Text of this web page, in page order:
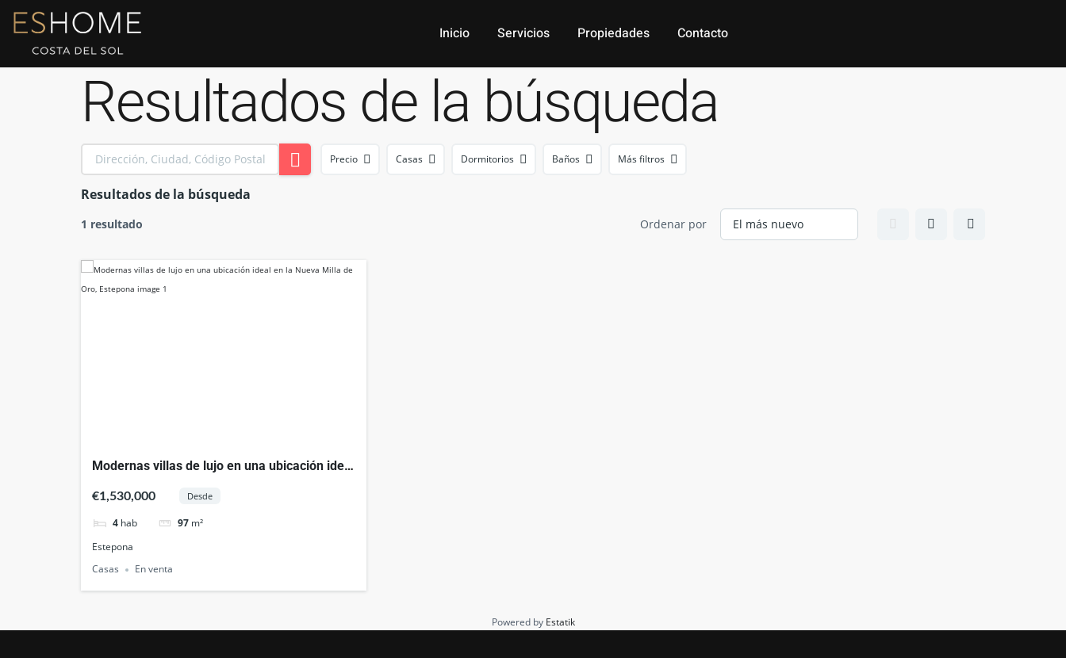
Inicio Servicios Propiedades Contacto
Resultados de la búsqueda
Precio Casas Dormitorios Baños Más filtros
Resultados de la búsqueda
1 resultado Ordenar por
Modernas villas de lujo en una ubicación ideal
€1,530,000 Desde
4 hab 97 m²
Estepona
Casas
En venta
Powered by Estatik